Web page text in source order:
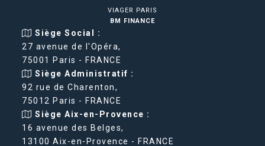
VIAGER PARIS
BM FINANCE
Siège Social :
27 avenue de l'Opéra,
75001 Paris - FRANCE
Siège Administratif :
92 rue de Charenton,
75012 Paris - FRANCE
Siège Aix-en-Provence :
16 avenue des Belges,
13100 Aix-en-Provence - FRANCE